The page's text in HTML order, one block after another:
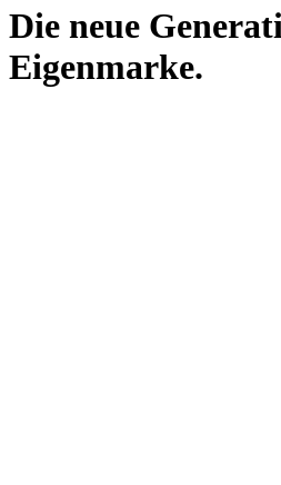
Die neue
Eigenmarke.